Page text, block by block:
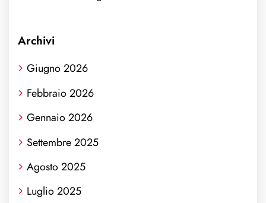
Archivi
Giugno 2026
Febbraio 2026
Gennaio 2026
Settembre 2025
Agosto 2025
Luglio 2025